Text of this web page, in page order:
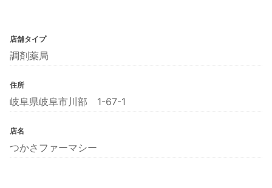
店舗タイプ
調剤薬局
住所
岐阜県岐阜市川部 1-67-1
店名
つかさファーマシー